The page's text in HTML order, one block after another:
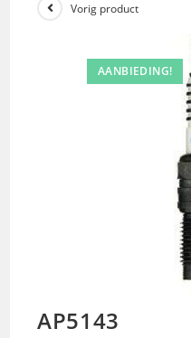
AANBIEDING!
Vorig product
AP5143